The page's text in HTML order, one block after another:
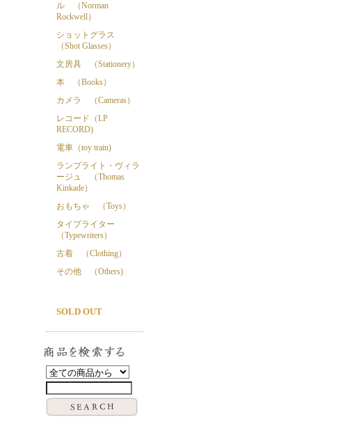
ル （Norman
Rockwell）
ショットグラス
（Shot Glasses）
文房具 （Stationery）
本 （Books）
カメラ （Cameras）
レコード（LP
RECORD)
電車（toy train)
ランプライト・ヴィラ
ージュ （Thomas
Kinkade）
おもちゃ （Toys）
タイプライター
（Typewriters）
古着 （Clothing）
その他 （Others)
SOLD OUT